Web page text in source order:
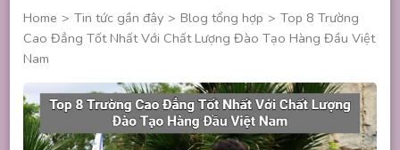
Home > Tin tức gần đây > Blog tổng hợp > Top 8 Trường
Cao Đẳng Tốt Nhất Với Chất Lượng Đào Tạo Hàng Đầu Việt
Nam